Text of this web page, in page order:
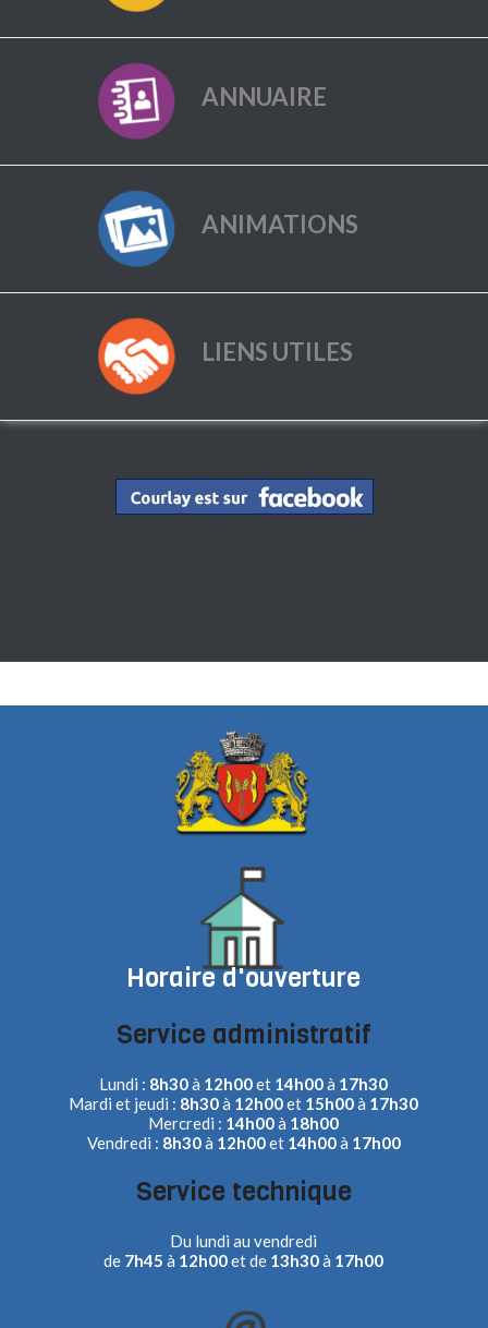
ANNUAIRE
ANIMATIONS
LIENS UTILES
Horaire d'ouverture
Service administratif
Lundi : 8h30à 12h00et 14h00à 17h30
Mardi et jeudi : 8h30à 12h00et 15h00à 17h30
Mercredi : 14h00à 18h00
Vendredi : 8h30à 12h00et 14h00à 17h00
Service technique
Du lundi au vendredi
de 7h45 à 12h00et de 13h30à 17h00